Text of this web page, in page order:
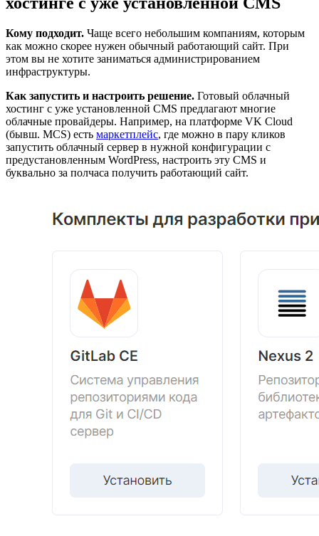
Кому подходит. Чаще всего небольшим компаниям, которым
как можно скорее нужен обычный работающий сайт. При
этом вы не хотите заниматься администрированием
инфраструктуры.
Как запустить и настроить решение. Готовый облачный
хостинг с уже установленной CMS предлагают многие
облачные провайдеры. Например, на платформе VK Cloud
(бывш. MCS) есть маркетплейс, где можно в пару кликов
запустить облачный сервер в нужной конфигурации с
предустановленным WordPress, настроить эту CMS и
буквально за полчаса получить работающий сайт.